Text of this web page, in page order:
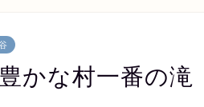
かな村一番の滝